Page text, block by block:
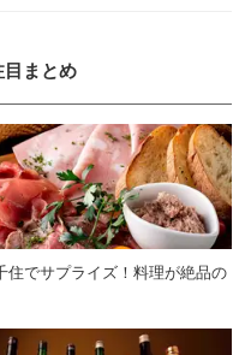
目まとめ
住でサプライズ！料理が絶品の